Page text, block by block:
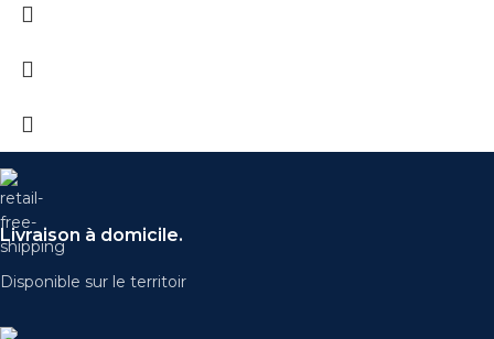
Livraison à domicile.
Disponible sur le territoir